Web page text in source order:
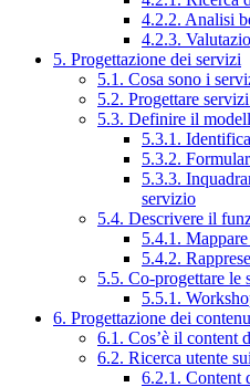
4.2.2. Analisi
4.2.3.
5. Progettazione dei servizi
5.1. Cosa sono i
5.2. Progettare
5.3. Definire il
5.3.1.
5.3.2.
5.3.3.
servizio
5.4. Descrivere il
5.4.1. Mappare
5.4.2.
5.5. Co-progettare le
5.5.1.
6. Progettazione dei
6.1. Cos’è il content
6.2. Ricerca utente
6.2.1. Content